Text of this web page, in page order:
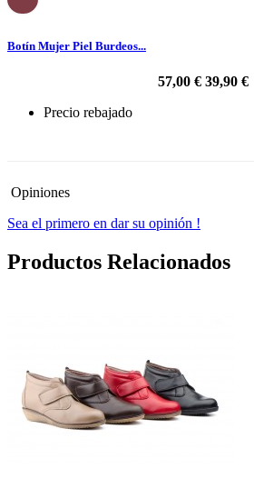
Botín Mujer Piel Burdeos...
57,00 € 39,90 €
Precio rebajado
Opiniones
Sea el primero en dar su opinión !
Productos Relacionados